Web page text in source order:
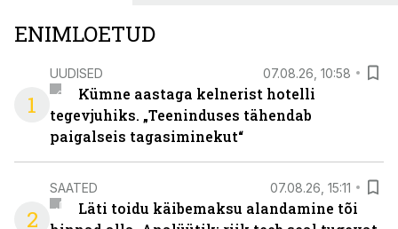
ENIMLOETUD
1
UUDISED 07.08.26, 10:58
Kümne aastaga kelnerist hotelli
tegevjuhiks. „Teeninduses tähendab
paigalseis tagasiminekut“
2
SAATED 07.08.26, 15:11
Läti toidu käibemaksu alandamine tõi